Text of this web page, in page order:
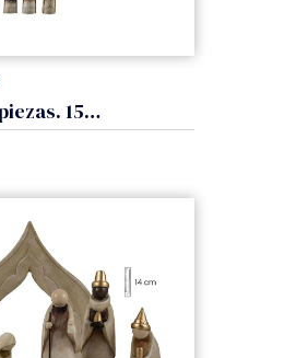
Misterio 7 piezas. 15 cm